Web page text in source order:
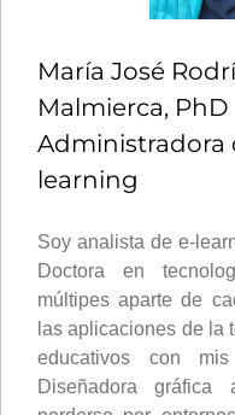
María José
Malmierca, PhD
Administradora
learning
Soy analista de e-
Doctora en
múltipes aparte de
las aplicaciones de la
educativos con
Diseñadora gráfica